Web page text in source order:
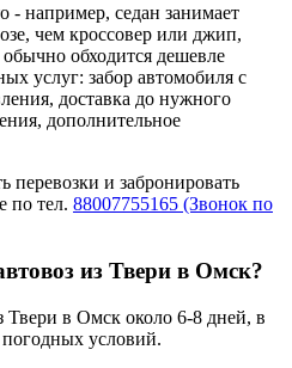
- например, седан занимает
чем кроссовер или джип,
обходится дешевле
услуг: забор автомобиля с
доставка до нужного
дополнительное
перевозки и забронировать
по тел. 88007755165 (Звонок по
из Твери в Омск?
Твери в Омск около 6-8 дней, в
условий.